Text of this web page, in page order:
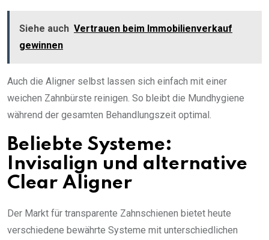
Siehe auch Vertrauen beim Immobilienverkauf
gewinnen
Auch die Aligner selbst lassen sich einfach mit einer
weichen Zahnbürste reinigen. So bleibt die Mundhygiene
während der gesamten Behandlungszeit optimal.
Beliebte Systeme:
Invisalign und alternative
Clear Aligner
Der Markt für transparente Zahnschienen bietet heute
verschiedene bewährte Systeme mit unterschiedlichen